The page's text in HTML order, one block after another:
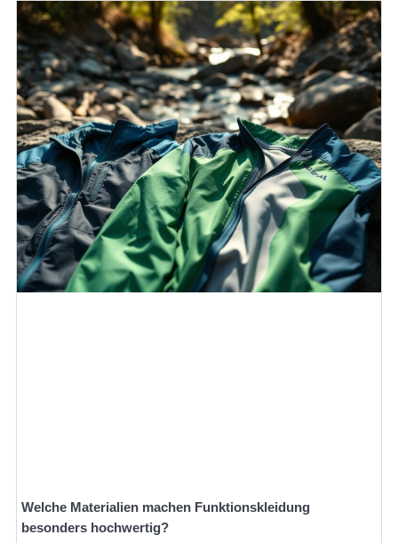
Welche Materialien machen Funktionskleidung
besonders hochwertig?